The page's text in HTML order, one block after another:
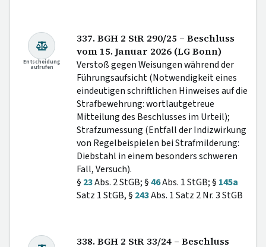
Entscheidung
aufrufen
337. BGH 2 StR 290/25 – Beschluss
vom 15. Januar 2026 (LG Bonn)
Verstoß gegen Weisungen während der
Führungsaufsicht (Notwendigkeit eines
eindeutigen schriftlichen Hinweises auf die
Strafbewehrung: wortlautgetreue
Mitteilung des Beschlusses im Urteil);
Strafzumessung (Entfall der Indizwirkung
von Regelbeispielen bei Strafmilderung:
Diebstahl in einem besonders schweren
Fall, Versuch).
§ 23Abs. 2 StGB; §46Abs. 1 StGB; § 145a
Satz 1 StGB, § 243Abs. 1 Satz 2 Nr. 3 StGB
338. BGH 2 StR 33/24 – Beschluss